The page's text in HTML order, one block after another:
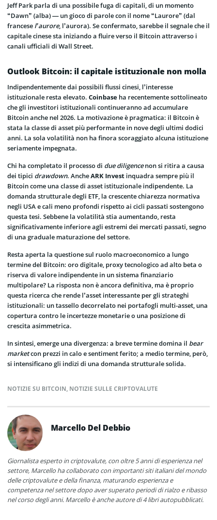
Jeff Park parla di una possibile fuga di capitali, di un momento
“Dawn” (alba) — un gioco di parole con il nome “Laurore” (dal
francese l’aurore, l’aurora). Se confermato, sarebbe il segnale che il
capitale cinese sta iniziando a fluire verso il Bitcoin attraverso i
canali ufficiali di Wall Street.
Outlook Bitcoin: il capitale istituzionale non molla
Indipendentemente dai possibili flussi cinesi, l’interesse
istituzionale resta elevato. Coinbase ha recentemente sottolineato
che gli investitori istituzionali continueranno ad accumulare
Bitcoin anche nel 2026. La motivazione è pragmatica: il Bitcoin è
stata la classe di asset più performante in nove degli ultimi dodici
anni. La sola volatilità non ha finora scoraggiato alcuna istituzione
seriamente impegnata.
Chi ha completato il processo di due diligencenon si ritira a causa
dei tipici drawdown. AncheARK Invest inquadra sempre più il
Bitcoin come una classe di asset istituzionale indipendente. La
domanda strutturale degli ETF, la crescente chiarezza normativa
negli USA e cali meno profondi rispetto ai cicli passati sostengono
questa tesi. Sebbene la volatilità stia aumentando, resta
significativamente inferiore agli estremi dei mercati passati, segno
di una graduale maturazione del settore.
Resta aperta la questione sul ruolo macroeconomico a lungo
termine del Bitcoin: oro digitale, proxy tecnologico ad alto beta o
riserva di valore indipendente in un sistema finanziario
multipolare? La risposta non è ancora definitiva, ma è proprio
questa ricerca che rende l’asset interessante per gli strateghi
istituzionali: un tassello decorrelato nei portafogli multi-asset, una
copertura contro le incertezze monetarie o una posizione di
crescita asimmetrica.
In sintesi, emerge una divergenza: a breve termine domina il bear
marketcon prezzi in calo e sentiment ferito; a medio termine, però,
si intensificano gli indizi di una domanda strutturale solida.
NOTIZIE SU BITCOIN, NOTIZIE SULLE CRIPTOVALUTE
Marcello Del Debbio
Giornalista esperto in criptovalute, con oltre 5 anni di esperienza nel
settore, Marcello ha collaborato con importanti siti italiani del mondo
delle criptovalute e della finanza, maturando esperienza e
competenza nel settore dopo aver superato periodi di rialzo e ribasso
nel corso degli anni. Marcello è anche autore di 4 libri autopubblicati.